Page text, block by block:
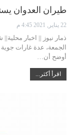
طيران العدوان
22 يناير, 2021 4:45 م
ذمار نيوز || اخبار
الجمعة، عدة غارات
أوضح أن…
اقرأ أكثر...